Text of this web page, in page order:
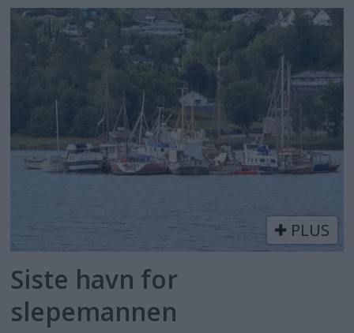
PLUS
Siste havn for
slepemannen